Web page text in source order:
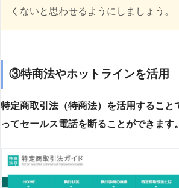
くないと思わせるようにしましょう。
③特商法やホットラインを活用
特定商取引法（特商法）を活用すること
ってセールス電話を断ることができます。